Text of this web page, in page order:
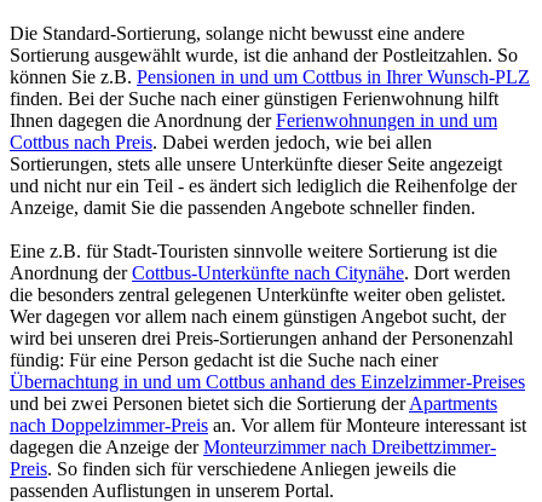
Die Standard-Sortierung, solange nicht bewusst eine andere
Sortierung ausgewählt wurde, ist die anhand der Postleitzahlen. So
können Sie z.B. Pensionen in und um Cottbus in Ihrer Wunsch-PLZ
finden. Bei der Suche nach einer günstigen Ferienwohnung hilft
Ihnen dagegen die Anordnung derFerienwohnungen in und um
Cottbus nach Preis. Dabei werden jedoch, wie bei allen
Sortierungen, stets alle unsere Unterkünfte dieser Seite angezeigt
und nicht nur ein Teil - es ändert sich lediglich die Reihenfolge der
Anzeige, damit Sie die passenden Angebote schneller finden.
Eine z.B. für Stadt-Touristen sinnvolle weitere Sortierung ist die
Anordnung derCottbus-Unterkünfte nach Citynähe. Dort werden
die besonders zentral gelegenen Unterkünfte weiter oben gelistet.
Wer dagegen vor allem nach einem günstigen Angebot sucht, der
wird bei unseren drei Preis-Sortierungen anhand der Personenzahl
fündig: Für eine Person gedacht ist die Suche nach einer
Übernachtung in und um Cottbus anhand des Einzelzimmer-Preises
und bei zwei Personen bietet sich die Sortierung derApartments
nach Doppelzimmer-Preis an. Vor allem für Monteure interessant ist
dagegen die Anzeige derMonteurzimmer nach Dreibettzimmer-
Preis. So finden sich für verschiedene Anliegen jeweils die
passenden Auflistungen in unserem Portal.